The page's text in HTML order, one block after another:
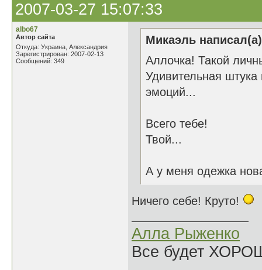
2007-03-27 15:07:33
albo67
Автор сайта
Откуда: Украина, Александрия
Зарегистрирован: 2007-02-13
Сообщений: 349
Микаэль
Аллочка! Такой
Удивительная штука
эмоций...
Всего тебе!
Твой...
А у меня одежка
Ничего себе! Круто!
Алла Рыженко
Все будет